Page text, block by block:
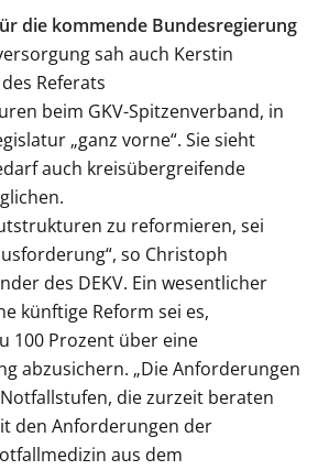
die kommende Bundesregierung
sah auch Kerstin
Referats
beim GKV-Spitzenverband, in
„ganz vorne“. Sie sieht
auch kreisübergreifende
zu reformieren, sei
so Christoph
des DEKV. Ein wesentlicher
künftige Reform sei es,
100 Prozent über eine
abzusichern. „Die Anforderungen
die zurzeit beraten
den Anforderungen der
aus dem